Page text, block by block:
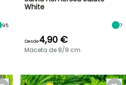
95
White
7
Desde4,90 €
Maceta de 8/9 cm